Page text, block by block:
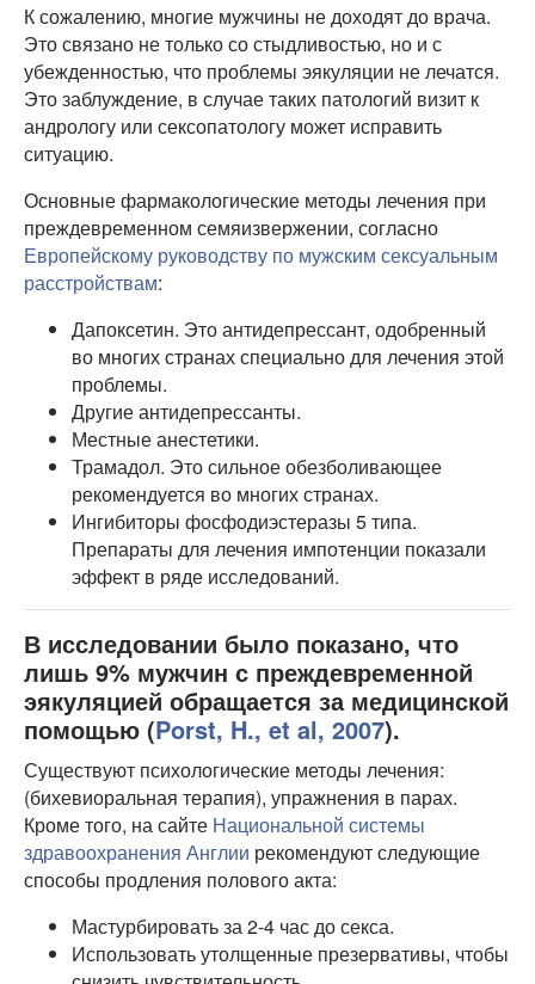
К сожалению, многие мужчины не доходят до врача.
Это связано не только со стыдливостью, но и с
убежденностью, что проблемы эякуляции не лечатся.
Это заблуждение, в случае таких патологий визит к
андрологу или сексопатологу может исправить
ситуацию.
Основные фармакологические методы лечения при
преждевременном семяизвержении, согласно
Европейскому руководству по мужским сексуальным
расстройствам:
Дапоксетин. Это антидепрессант, одобренный
во многих странах специально для лечения этой
проблемы.
Другие антидепрессанты.
Местные анестетики.
Трамадол. Это сильное обезболивающее
рекомендуется во многих странах.
Ингибиторы фосфодиэстеразы 5 типа.
Препараты для лечения импотенции показали
эффект в ряде исследований.
В исследовании было показано, что
лишь 9% мужчин с преждевременной
эякуляцией обращается за медицинской
помощью (Porst, H., et al, 2007).
Существуют психологические методы лечения:
(бихевиоральная терапия), упражнения в парах.
Кроме того, на сайте Национальной системы
здравоохранения Англии рекомендуют следующие
способы продления полового акта:
Мастурбировать за 2-4 час до секса.
Использовать утолщенные презервативы, чтобы